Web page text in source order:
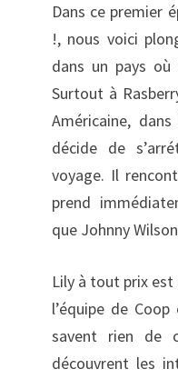
Dans ce premier
!, nous voici
dans un pays
Surtout à
Américaine,
décide de
voyage. Il
prend
que Johnny
Lily à tout prix
l’équipe de
savent rien de
découvrent les